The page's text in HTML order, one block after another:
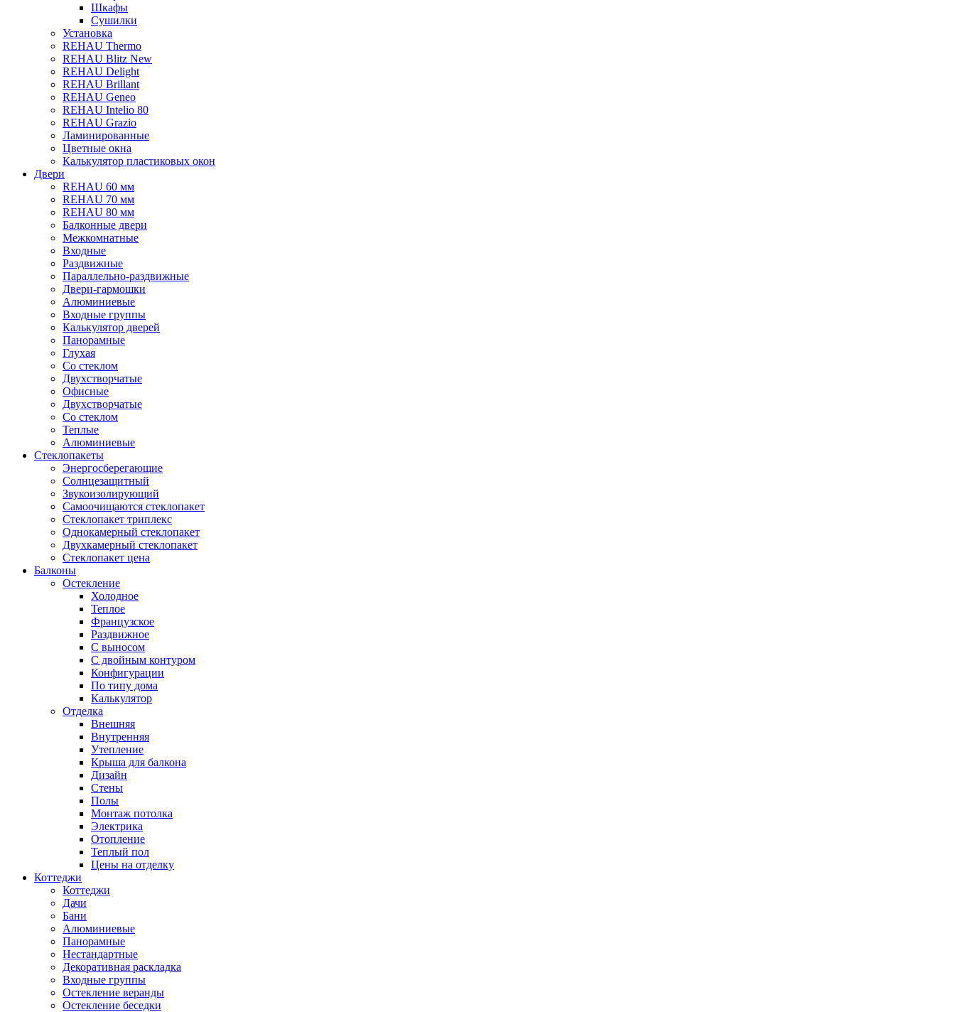
Шкафы
Сушилки
Установка
REHAU Thermo
REHAU Blitz New
REHAU Delight
REHAU Brillant
REHAU Geneo
REHAU Intelio 80
REHAU Grazio
Ламинированные
Цветные окна
Калькулятор пластиковых окон
Двери
REHAU 60 мм
REHAU 70 мм
REHAU 80 мм
Балконные двери
Межкомнатные
Входные
Раздвижные
Параллельно-раздвижные
Двери-гармошки
Алюминиевые
Входные группы
Калькулятор дверей
Панорамные
Глухая
Со стеклом
Двухстворчатые
Офисные
Двухстворчатые
Со стеклом
Теплые
Алюминиевые
Стеклопакеты
Энергосберегающие
Солнцезащитный
Звукоизолирующий
Самоочищаются стеклопакет
Стеклопакет триплекс
Однокамерный стеклопакет
Двухкамерный стеклопакет
Стеклопакет цена
Балконы
Остекление
Холодное
Теплое
Французское
Раздвижное
С выносом
С двойным контуром
Конфигурации
По типу дома
Калькулятор
Отделка
Внешняя
Внутренняя
Утепление
Крыша для балкона
Дизайн
Стены
Полы
Монтаж потолка
Электрика
Отопление
Теплый пол
Цены на отделку
Коттеджи
Коттеджи
Дачи
Бани
Алюминиевые
Панорамные
Нестандартные
Декоративная раскладка
Входные группы
Остекление веранды
Остекление беседки